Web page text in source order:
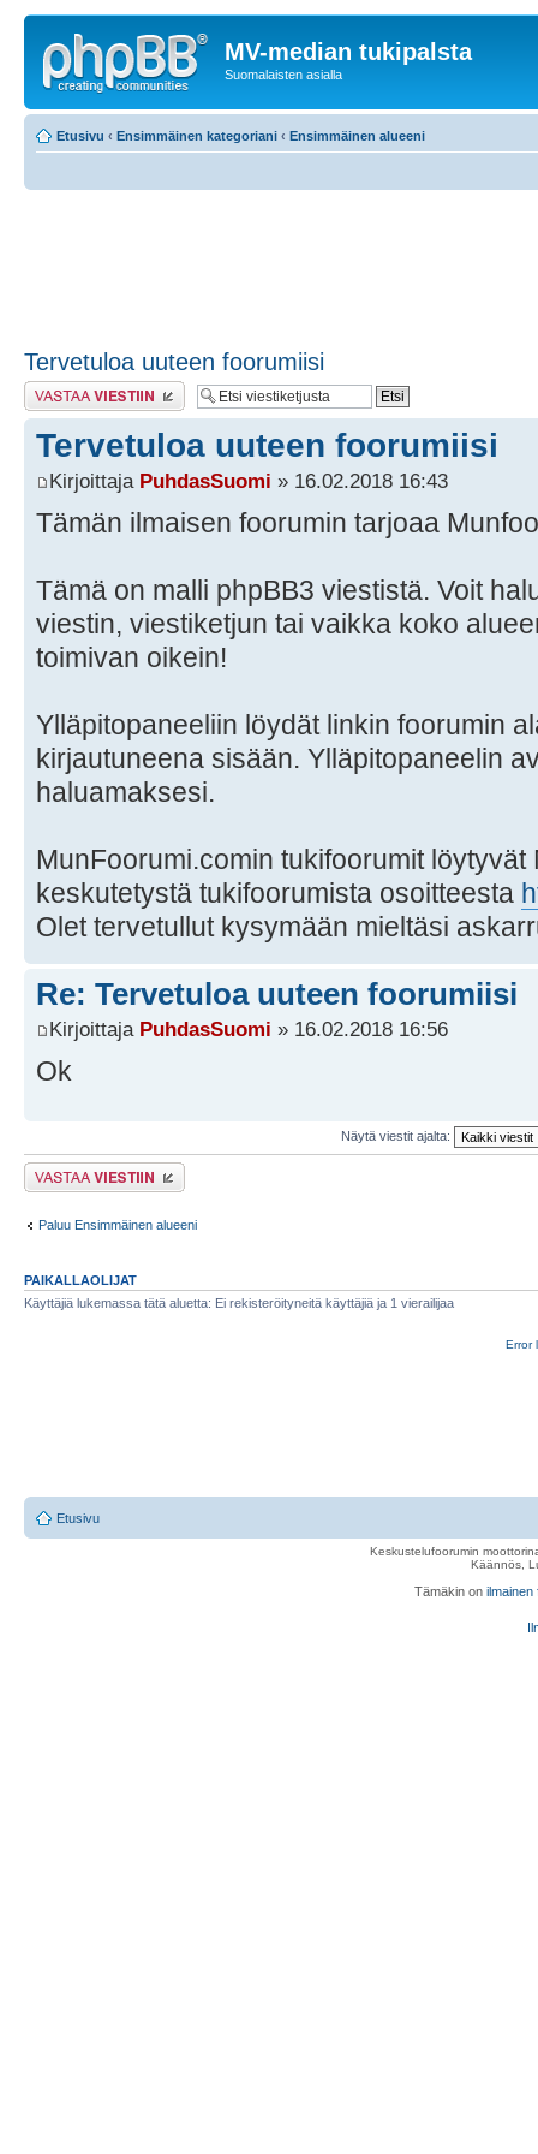
MV-median tukipalsta
Suomalaisten asialla
Etusivu ‹ Ensimmäinen kategoriani ‹ Ensimmäinen alueeni
Tervetuloa uuteen foorumiisi
Lähetä vastaus
Tervetuloa uuteen foorumiisi
Kirjoittaja PuhdasSuomi » 16.02.2018 16:43
Tämän ilmaisen foorumin tarjoaa
Tämä on malli phpBB3 viestistä. Voit
viestin, viestiketjun tai vaikka koko
toimivan oikein!
Ylläpitopaneeliin löydät linkin foorumin
kirjautuneena sisään. Ylläpitopaneelin
haluamaksesi.
MunFoorumi.comin tukifoorumit löytyvät
keskutetystä tukifoorumista osoitteesta
Olet tervetullut kysymään mieltäsi
Re: Tervetuloa uuteen foorumiisi
Kirjoittaja PuhdasSuomi » 16.02.2018 16:56
Ok
Näytä viestit ajalta:
Lähetä vastaus
Paluu Ensimmäinen alueeni
PAIKALLAOLIJAT
Käyttäjiä lukemassa tätä aluetta: Ei rekisteröityneitä käyttäjiä ja 1 vierailijaa
Error
Etusivu
Keskustelufoorumin
Käännös,
Tämäkin on ilmainen